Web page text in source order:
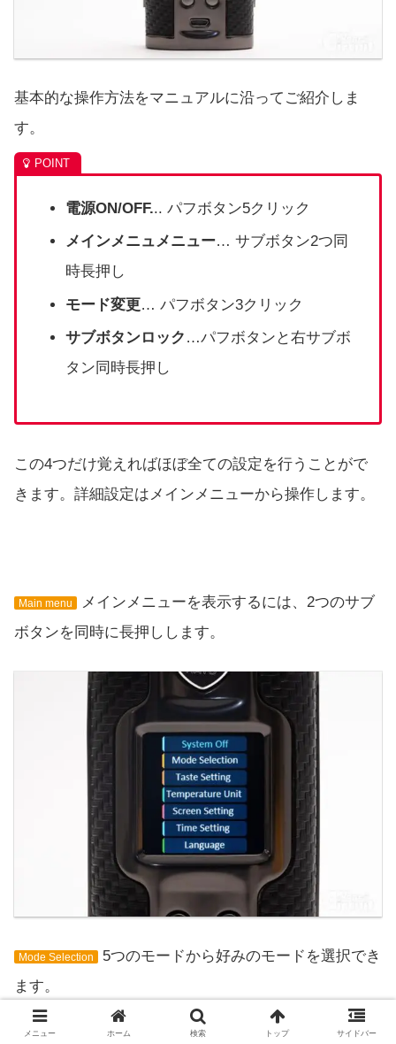
基本的な操作方法をマニュアルに沿ってご紹介しま
す。
電源ON/OFF... パフボタン5クリック
メインメニュメニュー… サブボタン2つ同
時長押し
モード変更… パフボタン3クリック
サブボタンロック …パフボタンと右サブボ
タン同時長押し
この4つだけ覚えればほぼ全ての設定を行うことがで
きます。詳細設定はメインメニューから操作します。
Main menu
メインメニューを表示するには、2つのサブ
ボタンを同時に長押しします。
Mode Selection
5つのモードから好みのモードを選択でき
ます。
メニュー ホーム 検索 トップ サイドバー